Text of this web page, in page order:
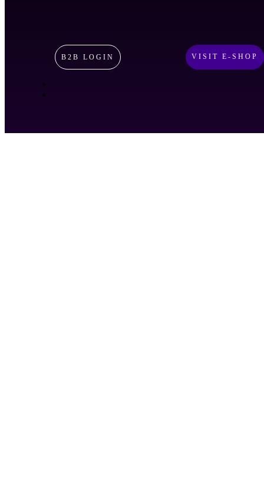
B2B LOGIN VISIT E-SHOP